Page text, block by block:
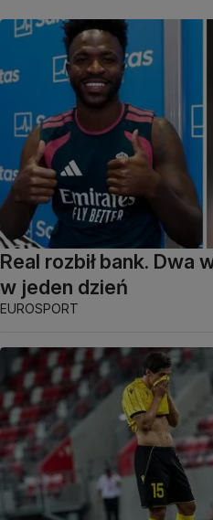
Real rozbił bank. Dwa
w jeden dzień
EUROSPORT